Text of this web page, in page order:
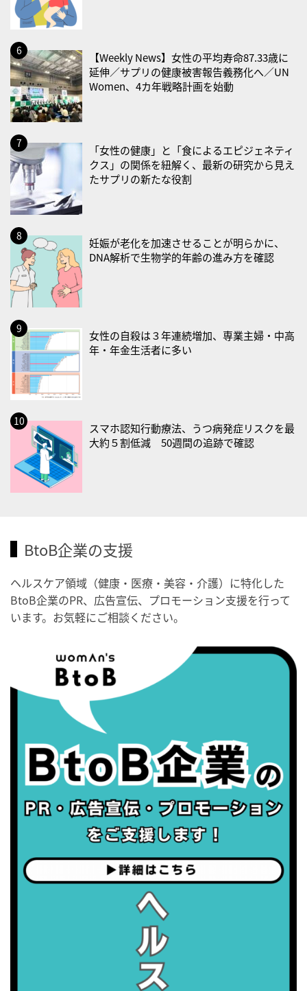
・風呂の日
2026/08/29(土)
・筋肉強化の日
2026/08/30(日)
・ＥＰＡの日
2026/08/31(月)
・菜の日
・血管内破砕術（IVL）の日
2026/09/01(火)
・がん征圧月間
・世界アルツハイマー月間
・健康増進普及月間
・歯ヂカラ探究月間
・職場の健康診断実施強化月間
・大腸がん検診の日
・防災の日
2026/09/02(水)
・がん征圧月間
・世界アルツハイマー月間
・健康増進普及月間
・歯ヂカラ探究月間
・職場の健康診断実施強化月間
2026/09/03(木)
・健康増進普及月間
・職場の健康診断実施強化月間
・秋の睡眠の日
・がん征圧月間
・世界アルツハイマー月間
・健康増進普及月間
・歯ヂカラ探究月間
・職場の健康診断実施強化月間
・世界性の健康デー
2026/09/05(土)
・がん征圧月間
・世界アルツハイマー月間
・健康増進普及月間
・歯ヂカラ探究月間
・職場の健康診断実施強化月間
【Weekly News】女性の平均寿命87.33歳に
延伸／サプリの健康被害報告義務化へ／UN
Women、4カ年戦略計画を始動
「女性の健康」と「食によるエピジェネティ
クス」の関係を紐解く、最新の研究から見え
たサプリの新たな役割
妊娠が老化を加速させることが明らかに、
DNA解析で生物学的年齢の進み方を確認
女性の自殺は３年連続増加、専業主婦・中高
年・年金生活者に多い
スマホ認知行動療法、うつ病発症リスクを最
大約５割低減 50週間の追跡で確認
BtoB企業の支援
ヘルスケア領域（健康・医療・美容・介護）に特化した
BtoB企業のPR、広告宣伝、プロモーション支援を行って
います。お気軽にご相談ください。